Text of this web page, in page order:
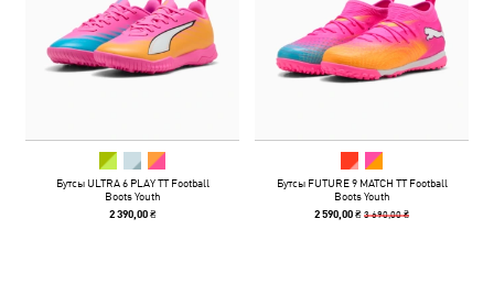
Бутсы ULTRA 6 PLAY TT Football
Boots Youth
2 390,00 ₴
Бутсы FUTURE 9 MATCH TT Football
Boots Youth
2 590,00 ₴3 690,00 ₴